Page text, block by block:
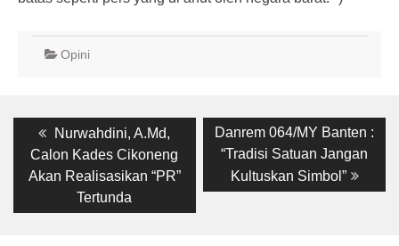
Opini
Post
navigation
Previous
post:
Nurwahdini, A.Md,
Calon Kades Cikoneng
Akan Realisasikan “PR”
Tertunda
Next
post:
Danrem 064/MY Banten :
“Tradisi Satuan Jangan
Kultuskan Simbol”